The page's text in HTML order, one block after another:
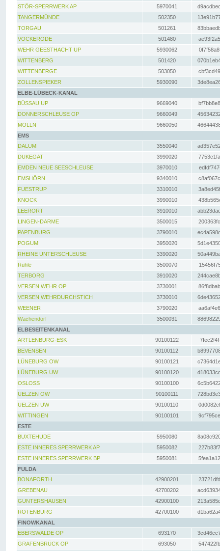
STÖR-SPERRWERK AP 5970041
TANGERMÜNDE
502350
TORGAU
501261
VOCKERODE
501480
WEHR GEESTHACHT UP
5930062
WITTENBERG
501420
WITTENBERGE
503050
ZOLLENSPIEKER
5930090
ELBE-LÜBECK-KANAL
BÜSSAU UP
9669040
DONNERSCHLEUSE OP
9660049
MÖLLN
9660050
EMS
DALUM
3550040
DUKEGAT
3990020
EMDEN NEUE SEESCHLEUSE
3970010
EMSHÖRN
9340010
FUESTRUP
3310010
KNOCK
3990010
LEERORT
3910010
LINGEN-DARME
3500015
PAPENBURG
3790010
POGUM
3950020
RHEINE UNTERSCHLEUSE
3390020
Rühle
3500070
TERBORG
3910020
VERSEN WEHR OP
3730001
VERSEN WEHRDURCHSTICH
3730010
WEENER
3790020
Wachendorf
3500031
ELBESEITENKANAL
ARTLENBURG-ESK
90100122
BEVENSEN
90100112
LÜNEBURG OW
90100121
LÜNEBURG UW
90100120
OSLOSS
90100100
UELZEN OW
90100111
UELZEN UW
90100110
WITTINGEN
90100101
ESTE
BUXTEHUDE
5950080
ESTE INNERES SPERRWERK AP
5950082
ESTE INNERES SPERRWERK BP
5950081
FULDA
BONAFORTH
42900201
GREBENAU
42700202
GUNTERSHAUSEN
42900100
ROTENBURG
42700100
FINOWKANAL
EBERSWALDE OP
693170
GRAFENBRÜCK OP
693050